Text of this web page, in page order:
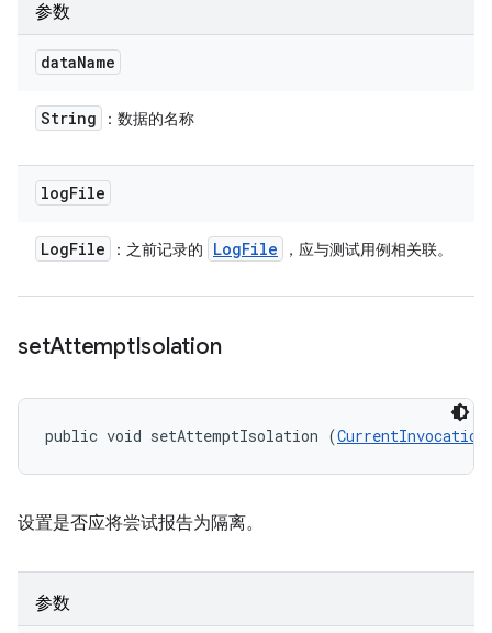
参数
dataName
String ：数据的名称
logFile
LogFile ：之前记录的 LogFile ，应与测试用例相关联。
setAttemptIsolation
public void setAttemptIsolation (
设置是否应将尝试报告为隔离。
参数